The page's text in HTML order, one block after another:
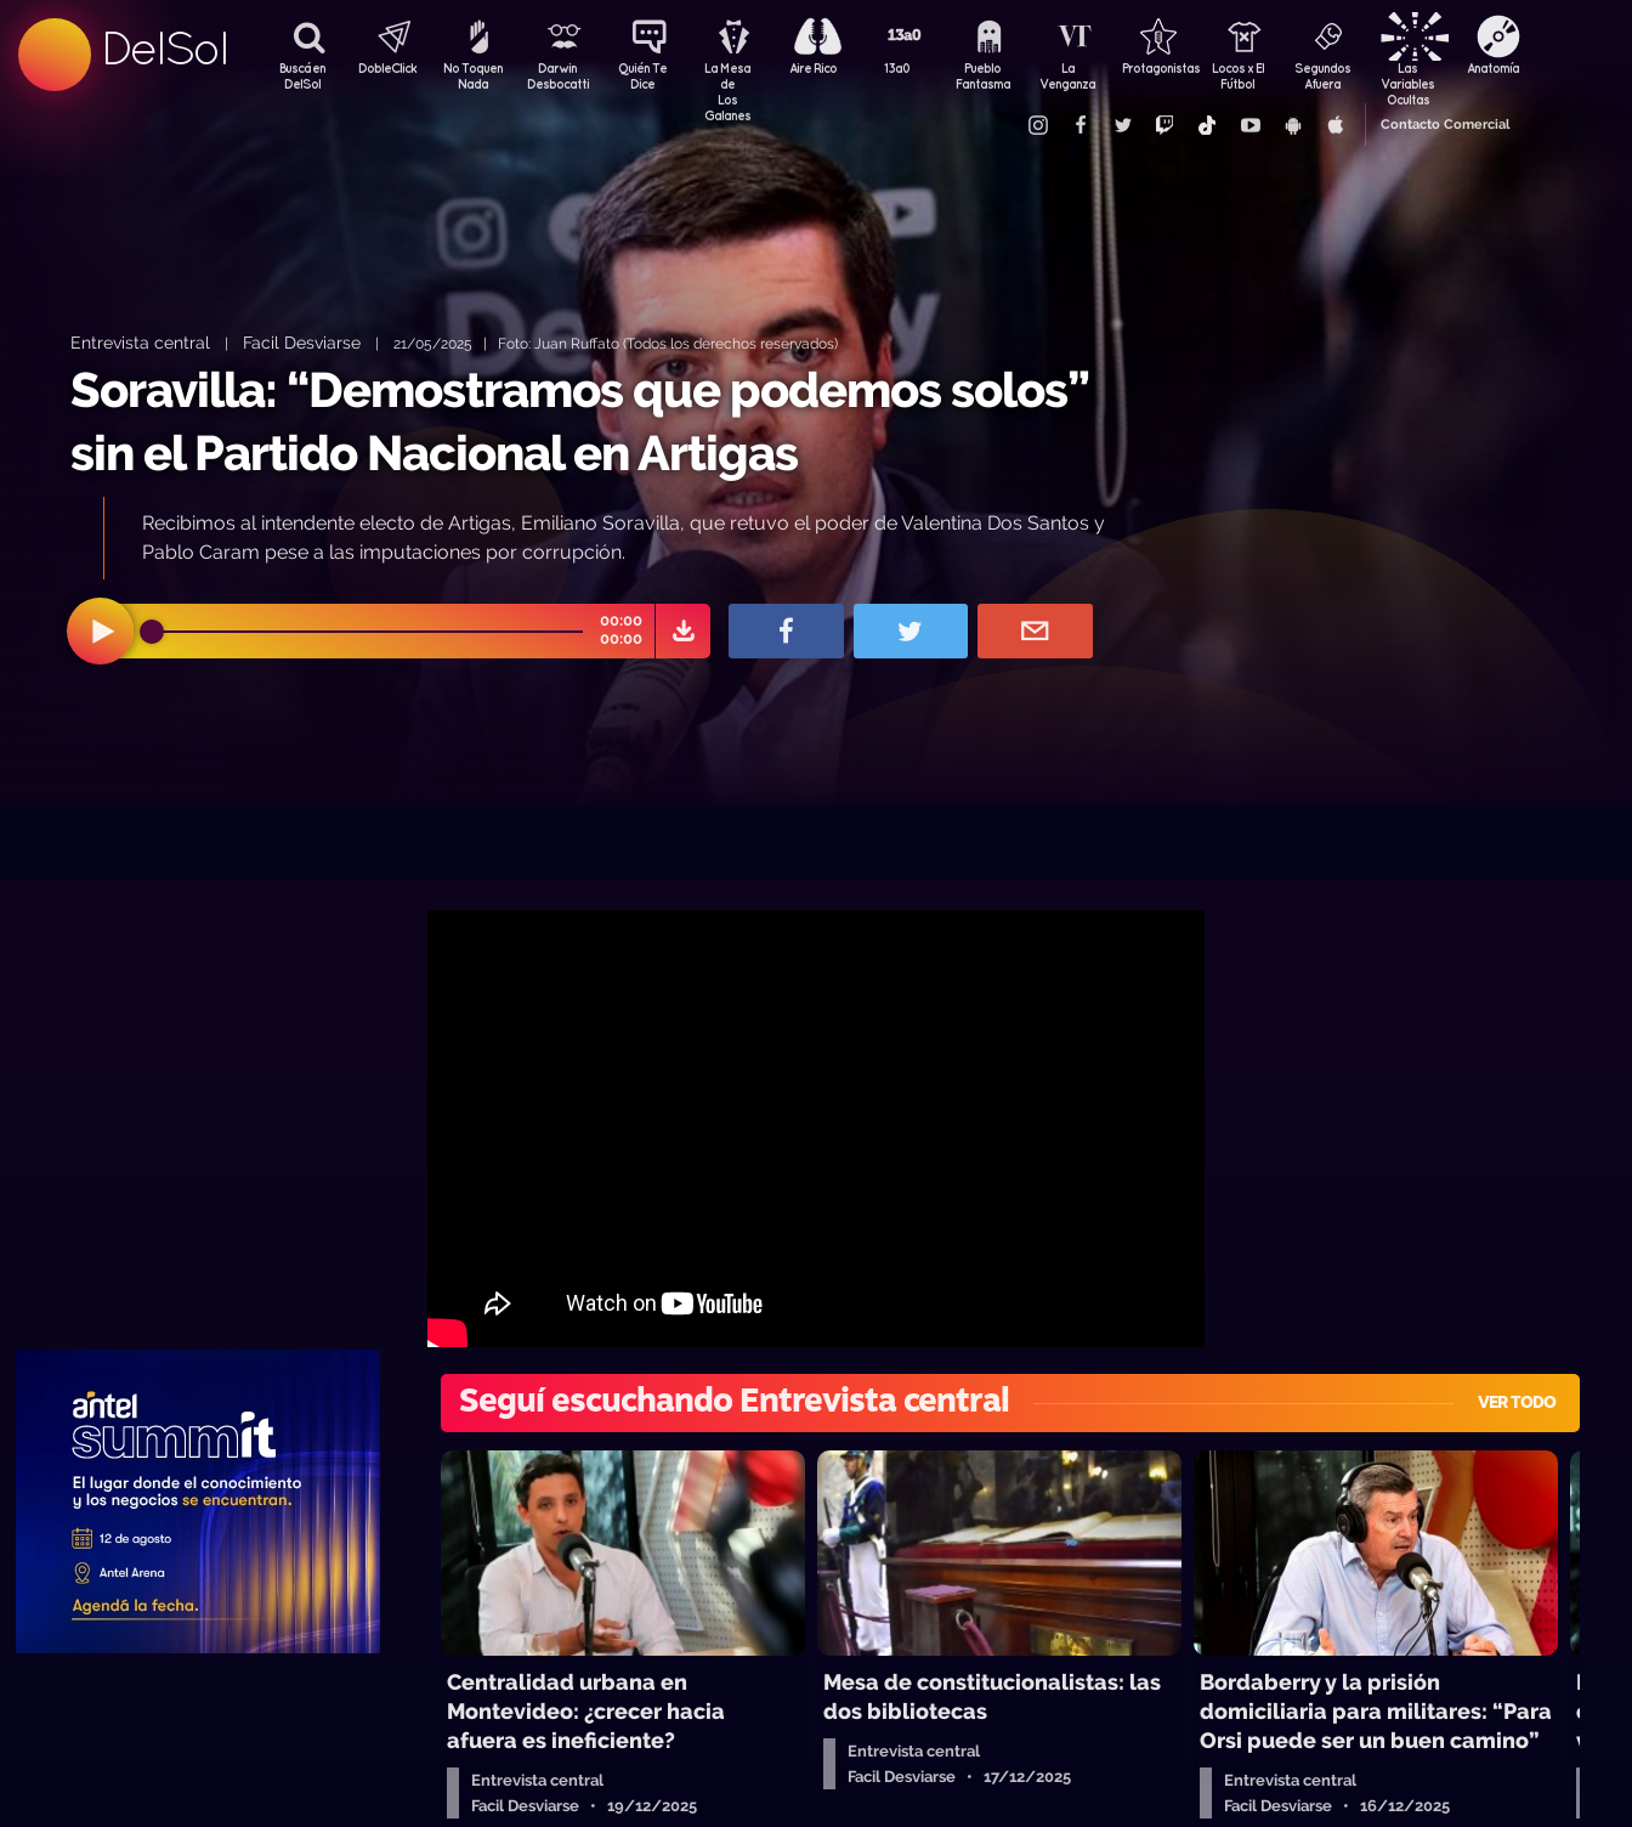
DelSol
Buscá en
DelSol
DobleClick
No Toquen
Nada
Darwin
Desbocatti
Quién Te
Dice
La Mesa
de
Los
Galanes
Aire Rico 13a0
Pueblo
Fantasma
La
Venganza
Protagonistas
Locos x El
Fútbol
Segundos
Afuera
Las
Variables
Ocultas
Anatomía
Contacto Comercial
Entrevista central | Facil Desviarse | 21/05/2025 | Foto: Juan Ruffato (Todos los derechos reservados)
Soravilla: “Demostramos que podemos solos”
sin el Partido Nacional en Artigas
Recibimos al intendente electo de Artigas, Emiliano Soravilla, que retuvo el poder de Valentina Dos Santos y
Pablo Caram pese a las imputaciones por corrupción.
00:00
00:00
Seguí escuchando Entrevista central VER TODO
Centralidad urbana en
Montevideo: ¿crecer hacia
afuera es ineficiente?
Entrevista central
Facil Desviarse • 19/12/2025
Mesa de constitucionalistas: las
dos bibliotecas
Entrevista central
Facil Desviarse • 17/12/2025
Bordaberry y la prisión
domiciliaria para militares: “Para
Orsi puede ser un buen camino”
Entrevista central
Facil Desviarse • 16/12/2025
en
vaya